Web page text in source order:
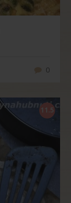
0
11.5